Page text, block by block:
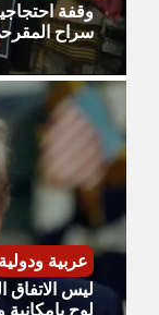
وقفة
سراح
عربية ودولية
ليس
لوح